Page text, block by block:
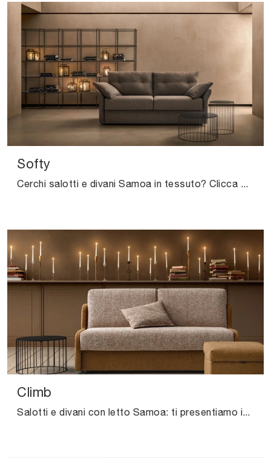
Softy
Cerchi salotti e divani Samoa in tessuto? Clicca e scopri di più sul modello Softy per spazi moderni.
Climb
Salotti e divani con letto Samoa: ti presentiamo il modello Climb in tessuto per valorizzare il living.